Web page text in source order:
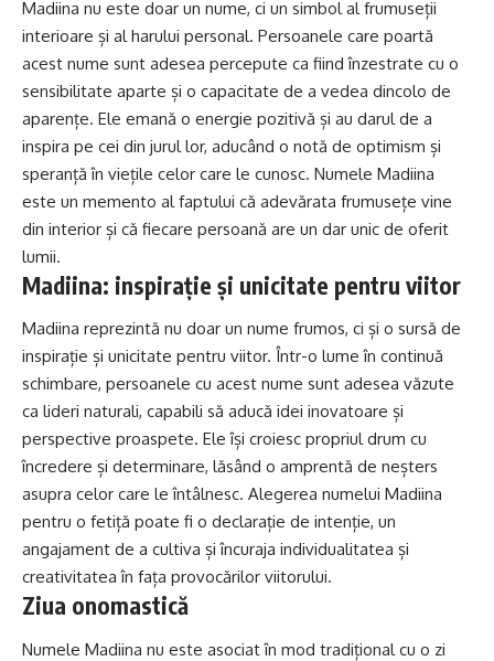
Madiina nu este doar un nume, ci un simbol al frumuseții
interioare și al harului personal. Persoanele care poartă
acest nume sunt adesea percepute ca fiind înzestrate cu o
sensibilitate aparte și o capacitate de a vedea dincolo de
aparențe. Ele emană o energie pozitivă și au darul de a
inspira pe cei din jurul lor, aducând o notă de optimism și
speranță în viețile celor care le cunosc. Numele Madiina
este un memento al faptului că adevărata frumusețe vine
din interior și că fiecare persoană are un dar unic de oferit
lumii.
Madiina: inspirație și unicitate pentru viitor
Madiina reprezintă nu doar un nume frumos, ci și o sursă de
inspirație și unicitate pentru viitor. Într-o lume în continuă
schimbare, persoanele cu acest nume sunt adesea văzute
ca lideri naturali, capabili să aducă idei inovatoare și
perspective proaspete. Ele își croiesc propriul drum cu
încredere și determinare, lăsând o amprentă de neșters
asupra celor care le întâlnesc. Alegerea numelui Madiina
pentru o fetiță poate fi o declarație de intenție, un
angajament de a cultiva și încuraja individualitatea și
creativitatea în fața provocărilor viitorului.
Ziua onomastică
Numele Madiina nu este asociat în mod tradițional cu o zi